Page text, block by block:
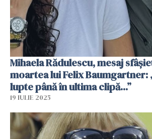
Mihaela Rădulescu, mesaj
moartea lui Felix Baumgartner:
lupte până în ultima clipă...”
19 IULIE 2025